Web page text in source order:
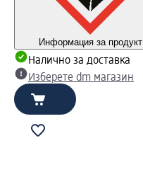
Информация за продукт
Налично за доставка
Изберете dm магазин